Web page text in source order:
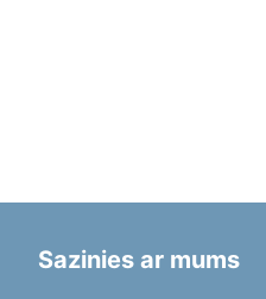
Sazinies ar mums